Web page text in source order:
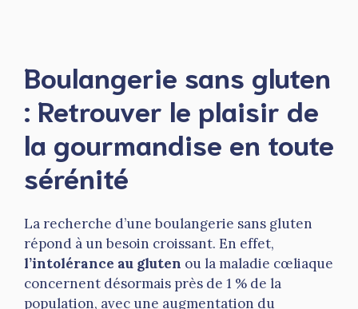
Boulangerie sans gluten
: Retrouver le plaisir de
la gourmandise en toute
sérénité
La recherche d’une boulangerie sans gluten
répond à un besoin croissant. En effet,
l’intolérance au gluten ou la maladie cœliaque
concernent désormais près de 1 % de la
population, avec une augmentation du